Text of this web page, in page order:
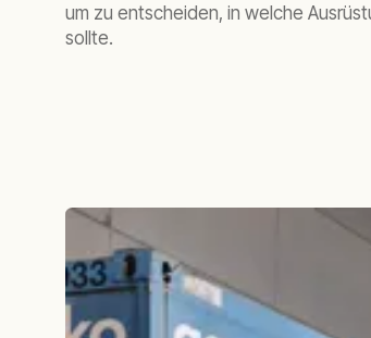
um zu entscheiden, in welche
sollte.